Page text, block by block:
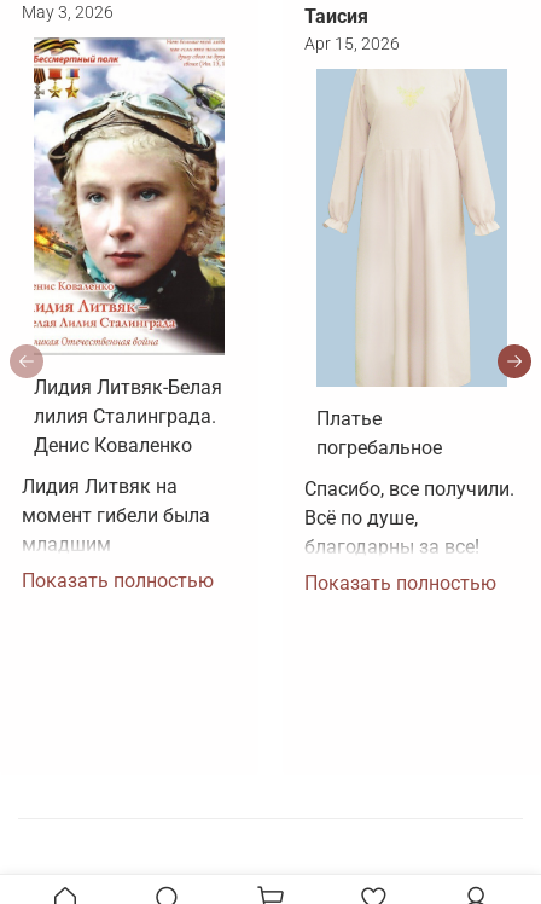
May 3, 2026
Лидия Литвяк-Белая
лилия Сталинграда.
Денис Коваленко
Лидия Литвяк на
момент гибели была
младшим
лейтенантом.
Показать полностью
Таисия
Apr 15, 2026
Платье
погребальное
Спасибо, все получили.
Всё по душе,
благодарны за все!
Показать полностью